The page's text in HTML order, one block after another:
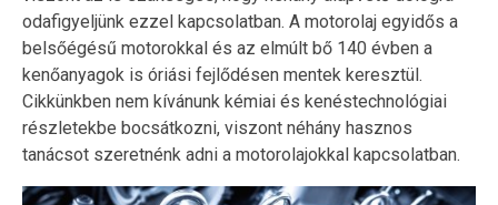
odafigyeljünk ezzel kapcsolatban. A motorolaj egyidős a
belsőégésű motorokkal és az elmúlt bő 140 évben a
kenőanyagok is óriási fejlődésen mentek keresztül.
Cikkünkben nem kívánunk kémiai és kenéstechnológiai
részletekbe bocsátkozni, viszont néhány hasznos
tanácsot szeretnénk adni a motorolajokkal kapcsolatban.